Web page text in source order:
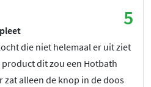
5
die niet helemaal er uit ziet
product dit zou een Hotbath
alleen de knop in de doos